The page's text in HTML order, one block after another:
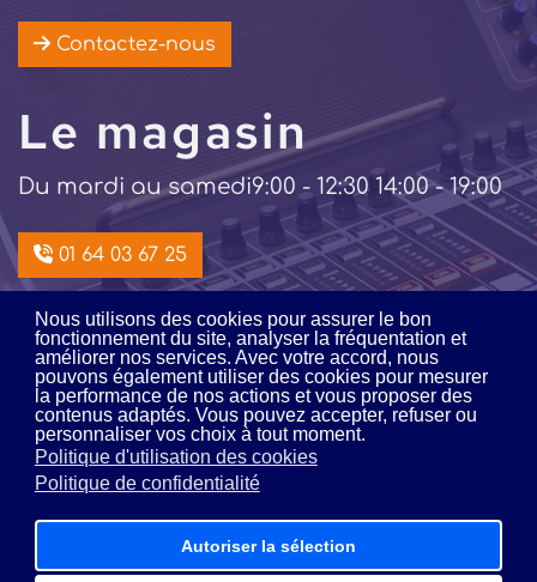
Nous utilisons des cookies pour assurer le bon
fonctionnement du site, analyser la fréquentation et
améliorer nos services. Avec votre accord, nous
pouvons également utiliser des cookies pour mesurer
la performance de nos actions et vous proposer des
contenus adaptés. Vous pouvez accepter, refuser ou
personnaliser vos choix à tout moment.
Politique d'utilisation des cookies
Politique de confidentialité
Autoriser la sélection
Contactez-nous
Le magasin
Du mardi au samedi9:00 - 12:30 14:00 - 19:00
01 64 03 67 25
Intégration /
location
Du lundi au vendredi9:00 - 12:00 14:00 - 18:00
01 64 03 16 16